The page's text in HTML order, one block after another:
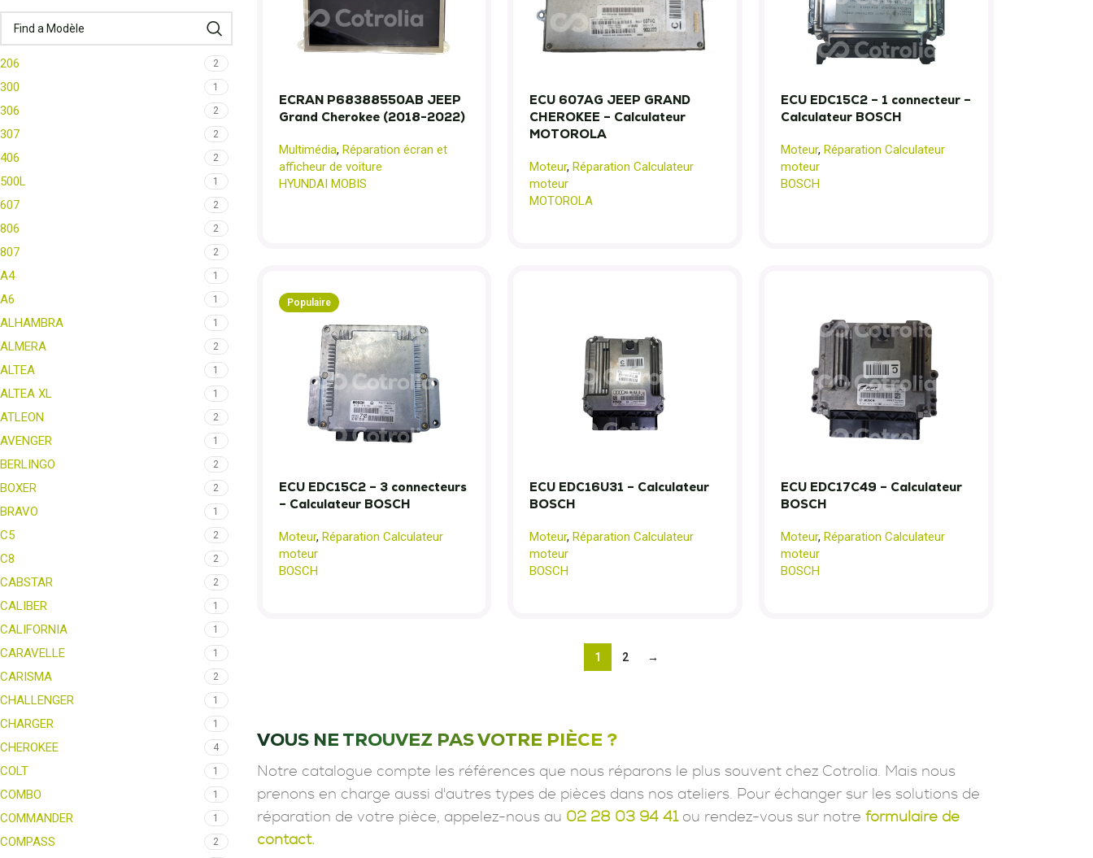
206 2
300 1
306 2
307 2
406 2
500L 1
607 2
806 2
807 2
A4 1
A6 1
ALHAMBRA 1
ALMERA 2
ALTEA 1
ALTEA XL 1
ATLEON 2
AVENGER 1
BERLINGO 2
BOXER 2
BRAVO 1
C5 2
C8 2
CABSTAR 2
CALIBER 1
CALIFORNIA 1
CARAVELLE 1
CARISMA 2
CHALLENGER 1
CHARGER 1
CHEROKEE 4
COLT 1
COMBO 1
COMMANDER 1
COMPASS 2
ECRAN P68388550AB JEEP
Grand Cherokee (2018-2022)
Multimédia, Réparation écran et
afficheur de voiture
HYUNDAI MOBIS
ECU 607AG JEEP GRAND
CHEROKEE – Calculateur
MOTOROLA
Moteur, Réparation Calculateur
moteur
MOTOROLA
ECU EDC15C2 – 1 connecteur –
Calculateur BOSCH
Moteur, Réparation Calculateur
moteur
BOSCH
Populaire
ECU EDC15C2 – 3 connecteurs
– Calculateur BOSCH
Moteur, Réparation Calculateur
moteur
BOSCH
ECU EDC16U31 – Calculateur
BOSCH
Moteur, Réparation Calculateur
moteur
BOSCH
ECU EDC17C49 – Calculateur
BOSCH
Moteur, Réparation Calculateur
moteur
BOSCH
1 2 →
VOUS NE TROUVEZ PAS VOTRE PIÈCE ?
Notre catalogue compte les références que nous réparons le plus souvent chez Cotrolia. Mais nous
prenons en charge aussi d'autres types de pièces dans nos ateliers. Pour échanger sur les solutions de
réparation de votre pièce, appelez-nous au 02 28 03 94 41ou rendez-vous sur notre formulaire de
contact.